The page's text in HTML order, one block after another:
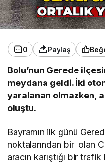
0 Paylaş
Bolu’nun Gerede
meydana geldi. İki
yaralanan olmazken,
oluştu.
Bayramın ilk günü
noktalarından biri olan
aracın karıştığı bir